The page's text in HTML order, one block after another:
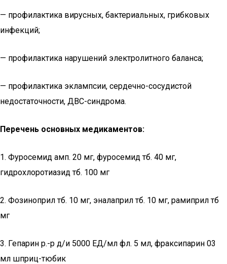
— профилактика вирусных, бактериальных, грибковых
инфекций;
— профилактика нарушений электролитного баланса;
— профилактика эклампсии, сердечно-сосудистой
недостаточности, ДВС-синдрома.
Перечень основных медикаментов:
1. Фуросемид амп. 20 мг, фуросемид тб. 40 мг,
гидрохлоротиазид тб. 100 мг
2. Фозиноприл тб. 10 мг, эналаприл тб. 10 мг, рамиприл тб
мг
3. Гепарин р.-р д/и 5000 ЕД/мл фл. 5 мл, фраксипарин 03
мл шприц-тюбик